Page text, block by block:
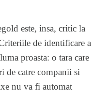
este, insa, critic la
de identificare a
proasta: o tara care
de catre companii si
nu va fi automat